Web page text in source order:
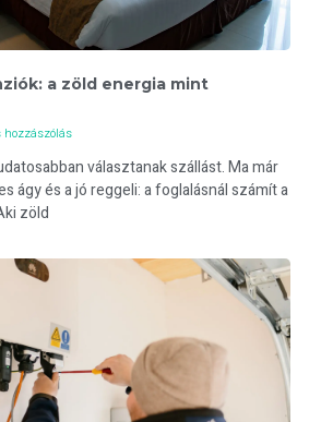
a zöld energia mint
hozzászólás
választanak szállást. Ma már
ágy és a jó reggeli: a foglalásnál számít a
zöld